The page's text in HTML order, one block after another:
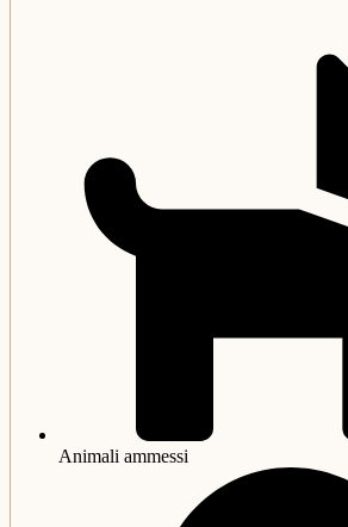
Animali ammessi